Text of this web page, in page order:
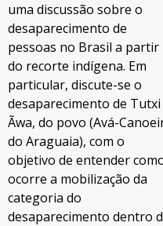
uma discussão sobre o
desaparecimento de
pessoas no Brasil a partir
do recorte indígena. Em
particular, discute-se o
desaparecimento de Tutxi
Ãwa, do povo (Avá-
do Araguaia), com o
objetivo de entender
ocorre a mobilização da
categoria do
desaparecimento dentro